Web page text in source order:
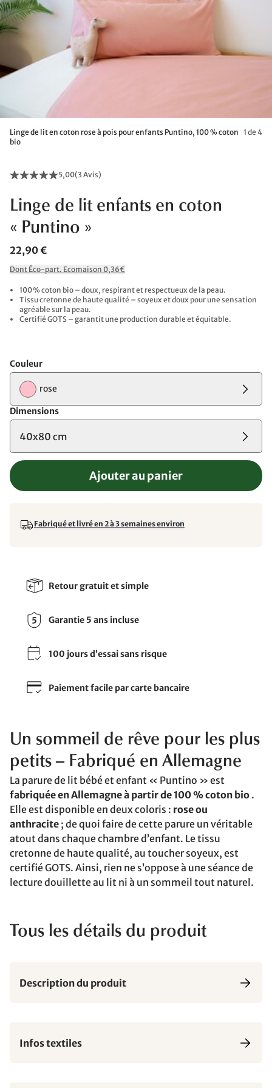
Linge de lit en coton rose à pois pour enfants Puntino, 100 % coton
bio
1 de 4
5,00(3 Avis)
Linge de lit enfants en coton
« Puntino »
22,90 €
Dont Éco-part. Ecomaison 0,36€
100 % coton bio – doux, respirant et respectueux de la peau.
Tissu cretonne de haute qualité – soyeux et doux pour une sensation
agréable sur la peau.
Certifié GOTS – garantit une production durable et équitable.
Couleur
rose
Dimensions
40x80 cm
Ajouter au panier
Fabriqué et livré en 2 à 3 semaines environ
Retour gratuit et simple
Garantie 5 ans incluse
100 jours d’essai sans risque
Paiement facile par carte bancaire
Un sommeil de rêve pour les plus
petits – Fabriqué en Allemagne
La parure de lit bébé et enfant « Puntino » est
fabriquée en Allemagne à partir de 100 % coton bio .
Elle est disponible en deux coloris : rose ou
anthracite ; de quoi faire de cette parure un véritable
atout dans chaque chambre d’enfant. Le tissu
cretonne de haute qualité, au toucher soyeux, est
certifié GOTS. Ainsi, rien ne s’oppose à une séance de
lecture douillette au lit ni à un sommeil tout naturel.
Tous les détails du produit
Description du produit
Infos textiles